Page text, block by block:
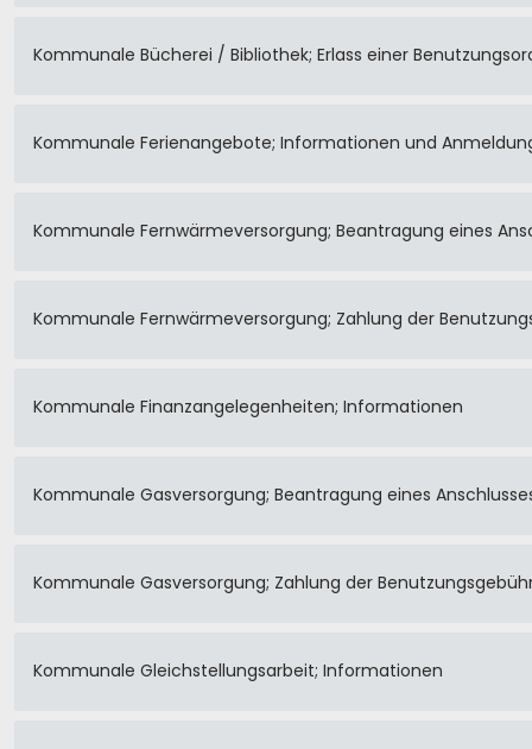
Kommunale Bücherei / Bibliothek; Erlass einer
Kommunale Ferienangebote; Informationen und
Kommunale Fernwärmeversorgung; Beantragung eines
Kommunale Fernwärmeversorgung; Zahlung der
Kommunale Finanzangelegenheiten; Informationen
Kommunale Gasversorgung; Beantragung eines
Kommunale Gasversorgung; Zahlung der
Kommunale Gleichstellungsarbeit; Informationen